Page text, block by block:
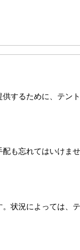
するために、テン
も忘れてはいけま
状況によっては、